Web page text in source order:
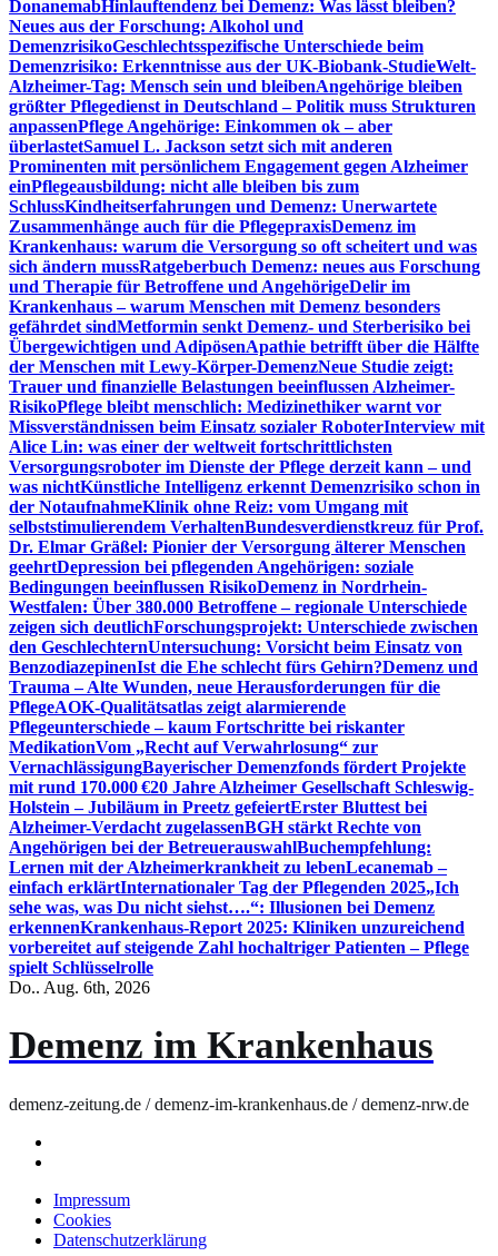
DonanemabHinlauftendenz bei Demenz: Was lässt bleiben?
Neues aus der Forschung: Alkohol und
DemenzrisikoGeschlechtsspezifische Unterschiede beim
Demenzrisiko: Erkenntnisse aus der UK-Biobank-StudieWelt-
Alzheimer-Tag: Mensch sein und bleibenAngehörige bleiben
größter Pflegedienst in Deutschland – Politik muss Strukturen
anpassenPflege Angehörige: Einkommen ok – aber
überlastetSamuel L. Jackson setzt sich mit anderen
Prominenten mit persönlichem Engagement gegen Alzheimer
einPflegeausbildung: nicht alle bleiben bis zum
SchlussKindheitserfahrungen und Demenz: Unerwartete
Zusammenhänge auch für die PflegepraxisDemenz im
Krankenhaus: warum die Versorgung so oft scheitert und was
sich ändern mussRatgeberbuch Demenz: neues aus Forschung
und Therapie für Betroffene und AngehörigeDelir im
Krankenhaus – warum Menschen mit Demenz besonders
gefährdet sindMetformin senkt Demenz- und Sterberisiko bei
Übergewichtigen und AdipösenApathie betrifft über die Hälfte
der Menschen mit Lewy-Körper-DemenzNeue Studie zeigt:
Trauer und finanzielle Belastungen beeinflussen Alzheimer-
RisikoPflege bleibt menschlich: Medizinethiker warnt vor
Missverständnissen beim Einsatz sozialer RoboterInterview mit
Alice Lin: was einer der weltweit fortschrittlichsten
Versorgungsroboter im Dienste der Pflege derzeit kann – und
was nichtKünstliche Intelligenz erkennt Demenzrisiko schon in
der NotaufnahmeKlinik ohne Reiz: vom Umgang mit
selbststimulierendem VerhaltenBundesverdienstkreuz für Prof.
Dr. Elmar Gräßel: Pionier der Versorgung älterer Menschen
geehrtDepression bei pflegenden Angehörigen: soziale
Bedingungen beeinflussen RisikoDemenz in Nordrhein-
Westfalen: Über 380.000 Betroffene – regionale Unterschiede
zeigen sich deutlichForschungsprojekt: Unterschiede zwischen
den GeschlechternUntersuchung: Vorsicht beim Einsatz von
BenzodiazepinenIst die Ehe schlecht fürs Gehirn?Demenz und
Trauma – Alte Wunden, neue Herausforderungen für die
PflegeAOK-Qualitätsatlas zeigt alarmierende
Pflegeunterschiede – kaum Fortschritte bei riskanter
MedikationVom „Recht auf Verwahrlosung“ zur
VernachlässigungBayerischer Demenzfonds fördert Projekte
mit rund 170.000 €20 Jahre Alzheimer Gesellschaft Schleswig-
Holstein – Jubiläum in Preetz gefeiertErster Bluttest bei
Alzheimer-Verdacht zugelassenBGH stärkt Rechte von
Angehörigen bei der BetreuerauswahlBuchempfehlung:
Lernen mit der Alzheimerkrankheit zu lebenLecanemab –
einfach erklärtInternationaler Tag der Pflegenden 2025„Ich
sehe was, was Du nicht siehst….“: Illusionen bei Demenz
erkennenKrankenhaus-Report 2025: Kliniken unzureichend
vorbereitet auf steigende Zahl hochaltriger Patienten – Pflege
spielt Schlüsselrolle
Do.. Aug. 6th, 2026
Demenz im Krankenhaus
demenz-zeitung.de / demenz-im-krankenhaus.de / demenz-nrw.de
Impressum
Cookies
Datenschutzerklärung